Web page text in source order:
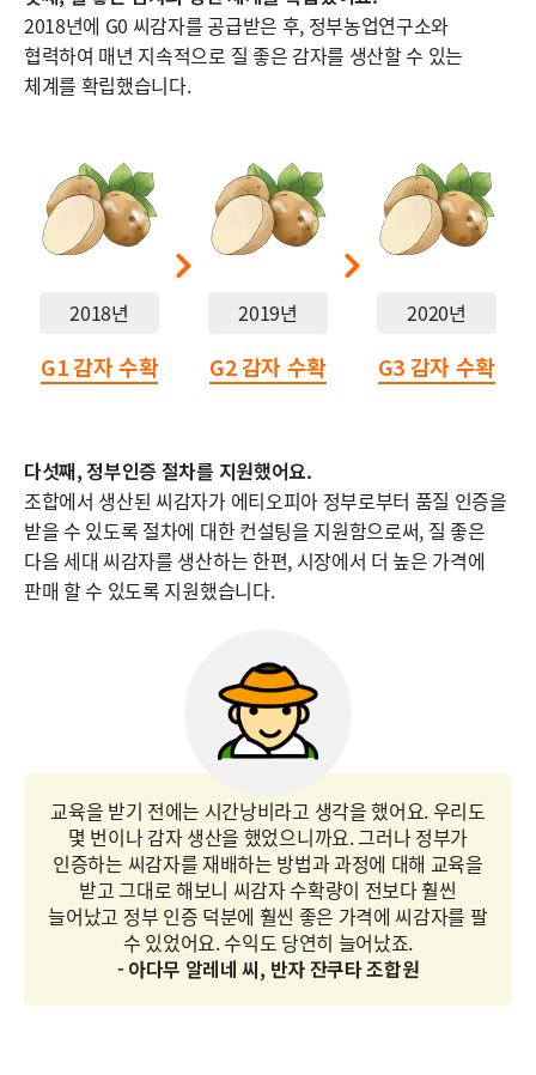
2018년에 G0 씨감자를 공급받은 후, 정부농업연구소와
협력하여 매년 지속적으로 질 좋은 감자를 생산할 수 있는
체계를 확립했습니다.
2018년
G1 감자 수확
2019년
G2 감자 수확
2020년
G3 감자 수확
다섯째, 정부인증 절차를 지원했어요.
조합에서 생산된 씨감자가 에티오피아 정부로부터 품질 인증을
받을 수 있도록 절차에 대한 컨설팅을 지원함으로써, 질 좋은
다음 세대 씨감자를 생산하는 한편, 시장에서 더 높은 가격에
판매 할 수 있도록 지원했습니다.
교육을 받기 전에는 시간낭비라고 생각을 했어요. 우리도
몇 번이나 감자 생산을 했었으니까요. 그러나 정부가
인증하는 씨감자를 재배하는 방법과 과정에 대해 교육을
받고 그대로 해보니 씨감자 수확량이 전보다 훨씬
늘어났고 정부 인증 덕분에 훨씬 좋은 가격에 씨감자를 팔
수 있었어요. 수익도 당연히 늘어났죠.
- 아다무 알레네 씨, 반자 잔쿠타 조합원